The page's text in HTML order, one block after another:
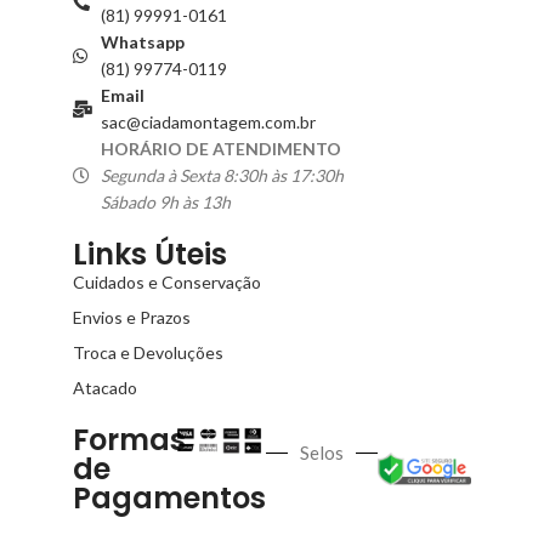
(81) 99991-0161
Whatsapp
(81) 99774-0119
Email
sac@ciadamontagem.com.br
HORÁRIO DE ATENDIMENTO
Segunda à Sexta 8:30h às 17:30h
Sábado 9h às 13h
Links Úteis
Cuidados e Conservação
Envios e Prazos
Troca e Devoluções
Atacado
Formas
de
Pagamentos
Selos